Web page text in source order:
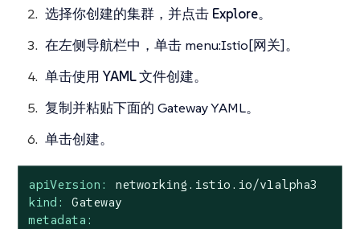
选择你创建的集群，并点击 Explore。
在左侧导航栏中，单击 menu:Istio[网关]。
单击使用 YAML 文件创建。
复制并粘贴下面的 Gateway YAML。
单击创建。
apiVersion:
networking.istio.io/v1alpha3
kind:
Gateway
metadata: